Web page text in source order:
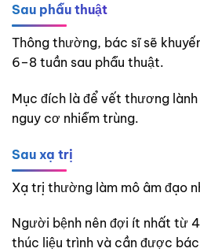
Sau phẫu thuật
Thông thường, bác sĩ sẽ
6–8 tuần sau phẫu thuật.
Mục đích là để vết thương
nguy cơ nhiễm trùng.
Sau xạ trị
Xạ trị thường làm mô âm đạo
Người bệnh nên đợi ít nhất từ
thúc liệu trình và cần được